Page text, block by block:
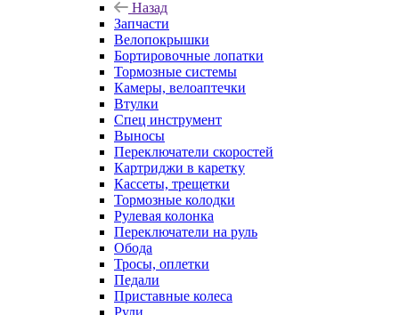
Назад
Запчасти
Велопокрышки
Бортировочные лопатки
Тормозные системы
Камеры, велоаптечки
Втулки
Спец инструмент
Выносы
Переключатели скоростей
Картриджи в каретку
Кассеты, трещетки
Тормозные колодки
Рулевая колонка
Переключатели на руль
Обода
Тросы, оплетки
Педали
Приставные колеса
Рули